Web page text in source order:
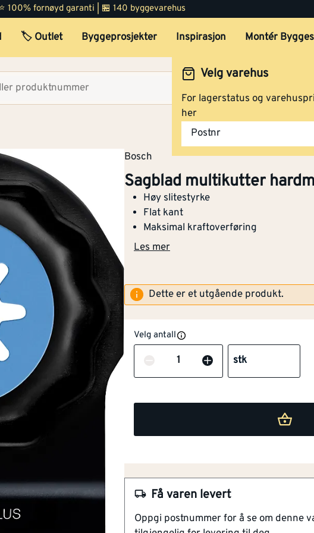
100% fornøyd garanti | 🏪 140 byggevarehus
🏷️ Outlet Byggeprosjekter Inspirasjon Montér
Velg varehus
For lagerstatus og
her
Postnr
Bosch
Sagblad multikutter
Høy slitestyrke
Flat kant
Maksimal kraftoverføring
Les mer
Dette er et utgående produkt.
Velg antall
Antall stk
Få varen levert
Oppgi postnummer for å se om denne
Flat kant
Mindre tilbøyelig til å gli